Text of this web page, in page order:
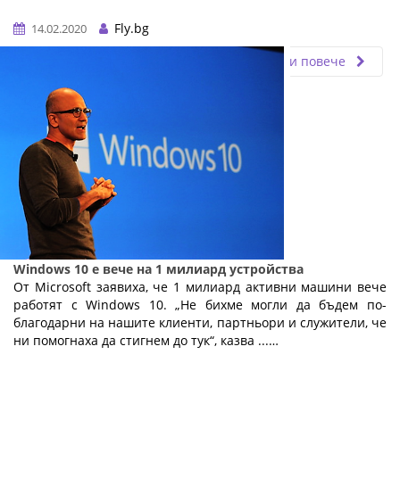
14.02.2020
Fly.bg
Прочети повече
Windows 10 е вече на 1 милиард устройства
От Microsoft заявиха, че 1 милиард активни машини вече
работят с Windows 10. „Не бихме могли да бъдем по-
благодарни на нашите клиенти, партньори и служители, че
ни помогнаха да стигнем до тук“, казва ...…